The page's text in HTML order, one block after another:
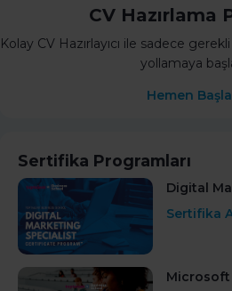
CV Hazırlama
Kolay CV Hazırlayıcı ile sadece
yollamaya
Hemen Başla
Sertifika Programları
Digital
Sertifika